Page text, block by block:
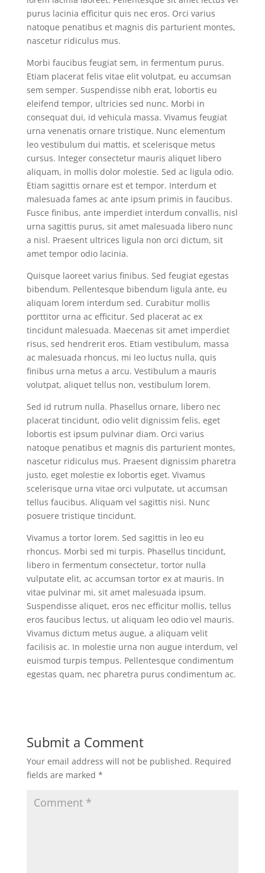
purus lacinia efficitur quis nec eros. Orci varius
natoque penatibus et magnis dis parturient montes,
nascetur ridiculus mus.
Morbi faucibus feugiat sem, in fermentum purus.
Etiam placerat felis vitae elit volutpat, eu accumsan
sem semper. Suspendisse nibh erat, lobortis eu
eleifend tempor, ultricies sed nunc. Morbi in
consequat dui, id vehicula massa. Vivamus feugiat
urna venenatis ornare tristique. Nunc elementum
leo vestibulum dui mattis, et scelerisque metus
cursus. Integer consectetur mauris aliquet libero
aliquam, in mollis dolor molestie. Sed ac ligula odio.
Etiam sagittis ornare est et tempor. Interdum et
malesuada fames ac ante ipsum primis in faucibus.
Fusce finibus, ante imperdiet interdum convallis, nisl
urna sagittis purus, sit amet malesuada libero nunc
a nisl. Praesent ultrices ligula non orci dictum, sit
amet tempor odio lacinia.
Quisque laoreet varius finibus. Sed feugiat egestas
bibendum. Pellentesque bibendum ligula ante, eu
aliquam lorem interdum sed. Curabitur mollis
porttitor urna ac efficitur. Sed placerat ac ex
tincidunt malesuada. Maecenas sit amet imperdiet
risus, sed hendrerit eros. Etiam vestibulum, massa
ac malesuada rhoncus, mi leo luctus nulla, quis
finibus urna metus a arcu. Vestibulum a mauris
volutpat, aliquet tellus non, vestibulum lorem.
Sed id rutrum nulla. Phasellus ornare, libero nec
placerat tincidunt, odio velit dignissim felis, eget
lobortis est ipsum pulvinar diam. Orci varius
natoque penatibus et magnis dis parturient montes,
nascetur ridiculus mus. Praesent dignissim pharetra
justo, eget molestie ex lobortis eget. Vivamus
scelerisque urna vitae orci vulputate, ut accumsan
tellus faucibus. Aliquam vel sagittis nisi. Nunc
posuere tristique tincidunt.
Vivamus a tortor lorem. Sed sagittis in leo eu
rhoncus. Morbi sed mi turpis. Phasellus tincidunt,
libero in fermentum consectetur, tortor nulla
vulputate elit, ac accumsan tortor ex at mauris. In
vitae pulvinar mi, sit amet malesuada ipsum.
Suspendisse aliquet, eros nec efficitur mollis, tellus
eros faucibus lectus, ut aliquam leo odio vel mauris.
Vivamus dictum metus augue, a aliquam velit
facilisis ac. In molestie urna non augue interdum, vel
euismod turpis tempus. Pellentesque condimentum
egestas quam, nec pharetra purus condimentum ac.
Submit a Comment
Your email address will not be published. Required
fields are marked *